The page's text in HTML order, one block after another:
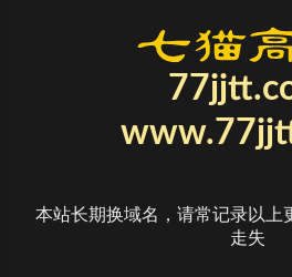
本站长期换域名，请常记录以上
走失